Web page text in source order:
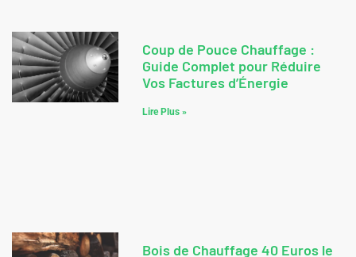
Coup de Pouce Chauffage :
Guide Complet pour Réduire
Vos Factures d’Énergie
Lire Plus »
Bois de Chauffage 40 Euros le